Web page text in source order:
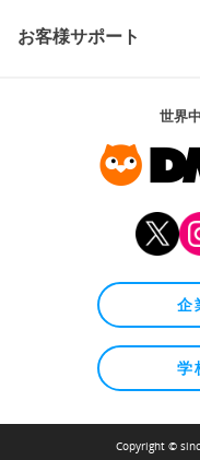
お客様サポート
世界
企
学
Copyright ©